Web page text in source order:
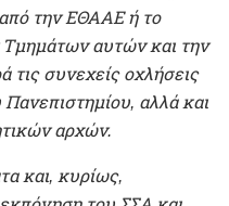
την ΕΘΑΑΕ ή το
Τμημάτων αυτών και την
τις συνεχείς οχλήσεις
αλλά και
αρχών.
και, κυρίως,